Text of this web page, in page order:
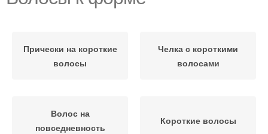
Прически на короткие
волосы
Челка с короткими
волосами
Волос на
повседневность
Короткие волосы